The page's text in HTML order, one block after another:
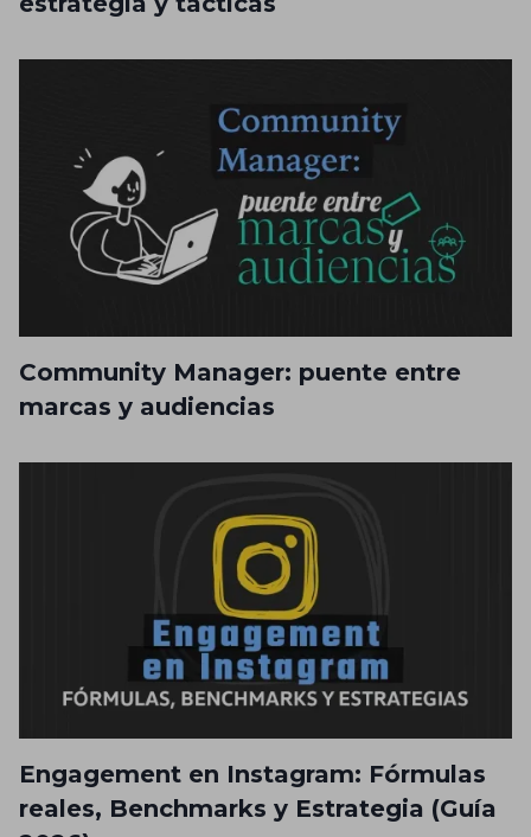
Community Manager: puente entre
marcas y audiencias
Engagement en Instagram: Fórmulas
reales, Benchmarks y Estrategia (Guía